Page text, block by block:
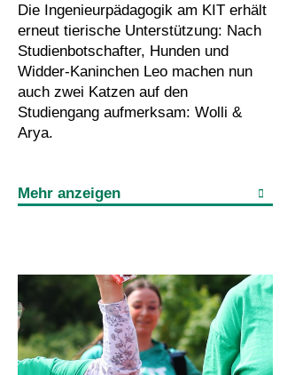
Die Ingenieurpädagogik am KIT erhält
erneut tierische Unterstützung: Nach
Studienbotschafter, Hunden und
Widder-Kaninchen Leo machen nun
auch zwei Katzen auf den
Studiengang aufmerksam: Wolli &
Arya.
Mehr anzeigen